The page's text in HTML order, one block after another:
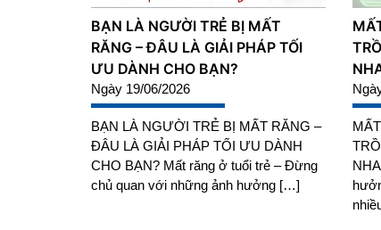
BẠN LÀ NGƯỜI TRẺ BỊ MẤT
RĂNG – ĐÂU LÀ GIẢI PHÁP TỐI
ƯU DÀNH CHO BẠN?
Ngày 19/06/2026
BẠN LÀ NGƯỜI TRẺ BỊ MẤT RĂNG –
ĐÂU LÀ GIẢI PHÁP TỐI ƯU DÀNH
CHO BẠN? Mất răng ở tuổi trẻ – Đừng
chủ quan với những ảnh hưởng […]